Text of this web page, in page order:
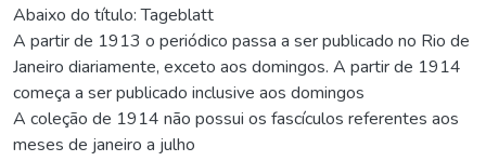
Abaixo do título: Tageblatt
A partir de 1913 o periódico passa a ser publicado no Rio de
Janeiro diariamente, exceto aos domingos. A partir de 1914
começa a ser publicado inclusive aos domingos
A coleção de 1914 não possui os fascículos referentes aos
meses de janeiro a julho